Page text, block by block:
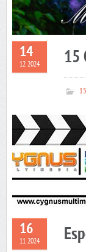
14
12 2024 15
16
11 2024